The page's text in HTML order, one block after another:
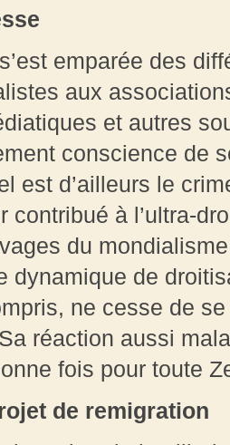
emparée des
aux
et autres
conscience de
est d’ailleurs le
contribué à l’ultra-
du
dynamique de
ne cesse de
réaction aussi
fois pour toute
de remigration